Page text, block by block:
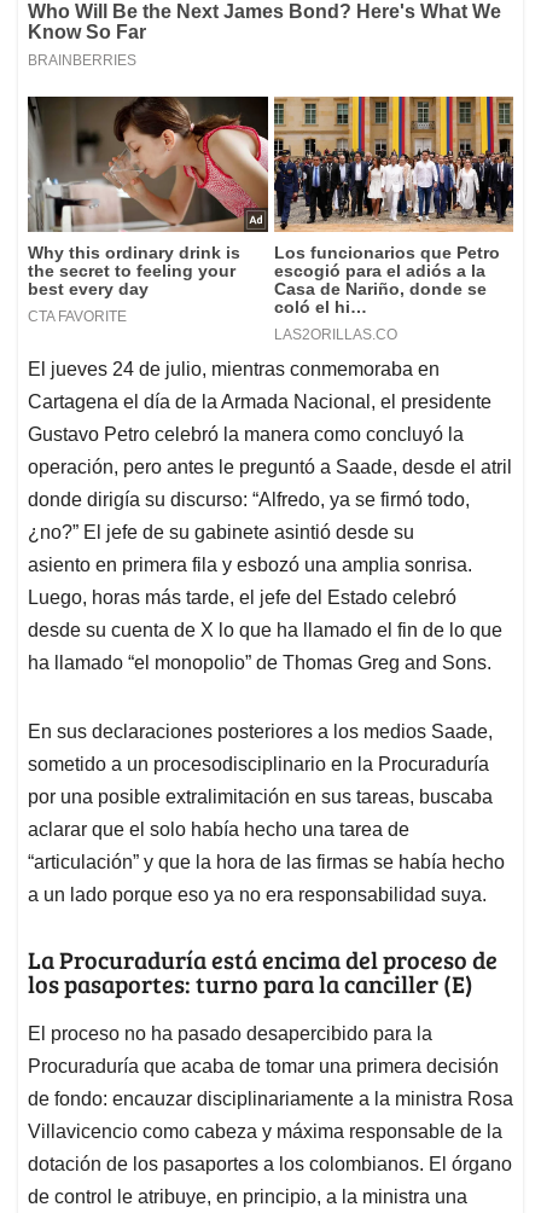
El jueves 24 de julio, mientras conmemoraba en
Cartagena el día de la Armada Nacional, el presidente
Gustavo Petro celebró la manera como concluyó la
operación, pero antes le preguntó a Saade, desde el atril
donde dirigía su discurso: “Alfredo, ya se firmó todo,
¿no?” El jefe de su gabinete asintió desde su
asiento en primera fila y esbozó una amplia sonrisa.
Luego, horas más tarde, el jefe del Estado celebró
desde su cuenta de X lo que ha llamado el fin de lo que
ha llamado “el monopolio” de Thomas Greg and Sons.
En sus declaraciones posteriores a los medios Saade,
sometido a un procesodisciplinario en la Procuraduría
por una posible extralimitación en sus tareas, buscaba
aclarar que el solo había hecho una tarea de
“articulación” y que la hora de las firmas se había hecho
a un lado porque eso ya no era responsabilidad suya.
La Procuraduría está encima del proceso de
los pasaportes: turno para la canciller (E)
El proceso no ha pasado desapercibido para la
Procuraduría que acaba de tomar una primera decisión
de fondo: encauzar disciplinariamente a la ministra Rosa
Villavicencio como cabeza y máxima responsable de la
dotación de los pasaportes a los colombianos. El órgano
de control le atribuye, en principio, a la ministra una